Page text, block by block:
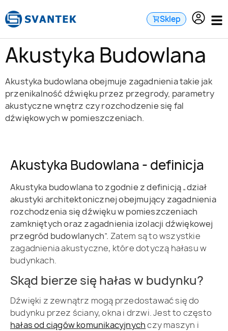
treści
Sklep
Akustyka Budowlana
Akustyka budowlana obejmuje zagadnienia takie jak
przenikalność dźwięku przez przegrody, parametry
akustyczne wnętrz czy rozchodzenie się fal
dźwiękowych w pomieszczeniach.
Akustyka Budowlana - definicja
Akustyka budowlana to zgodnie z definicją „dział
akustyki architektonicznej obejmujący zagadnienia
rozchodzenia się dźwięku w pomieszczeniach
zamkniętych oraz zagadnienia izolacji dźwiękowej
przegród budowlanych”. Zatem są to wszystkie
zagadnienia akustyczne, które dotyczą hałasu w
budynkach.
Skąd bierze się hałas w budynku?
Dźwięki z zewnątrz mogą przedostawać się do
budynku przez ściany, okna i drzwi. Jest to często
hałas od ciągów komunikacyjnychczy maszyn i